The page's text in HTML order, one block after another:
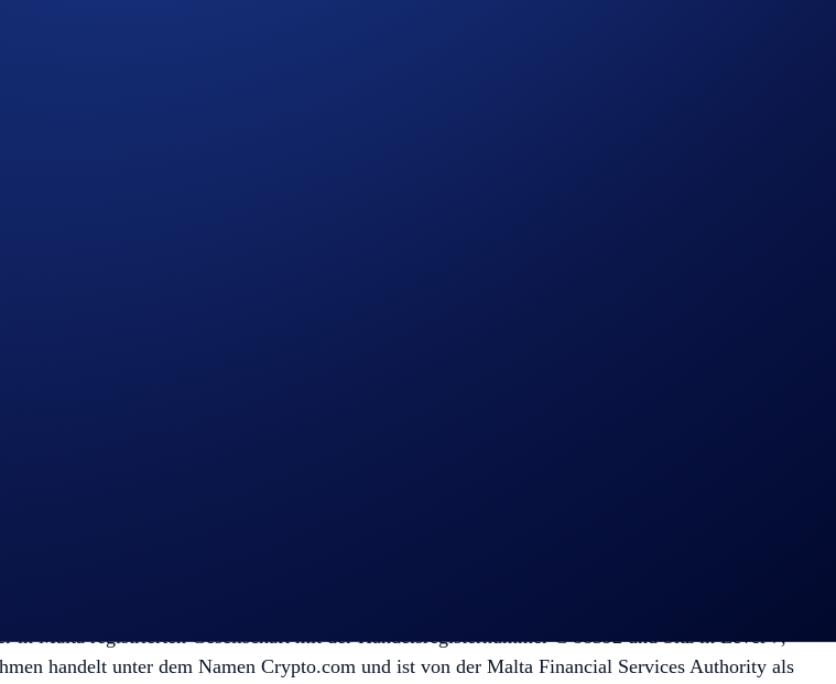
Malta registrierten Gesellschaft mit der Handelsregisternummer C 88392 und Sitz in Level 7,
handelt unter dem Namen Crypto.com und ist von der Malta Financial Services Authority als